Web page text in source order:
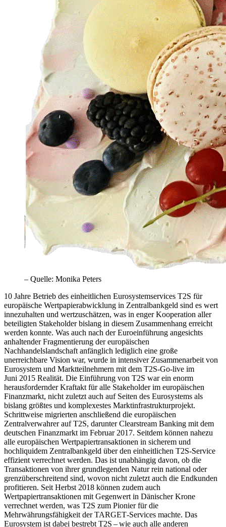
– Quelle: Monika Peters
10 Jahre Betrieb des einheitlichen Eurosystemservices T2S für
europäische Wertpapierabwicklung in Zentralbankgeld sind es wert
innezuhalten und wertzuschätzen, was in enger Kooperation aller
beteiligten Stakeholderbislang in diesem Zusammenhang erreicht
werden konnte. Was auch nach der Euroeinführung angesichts
anhaltender Fragmentierung der europäischen
Nachhandelslandschaft anfänglich lediglich eine große
unerreichbare Vision war, wurde in intensiver Zusammenarbeit von
Eurosystem und Marktteilnehmern mit dem T2S-Go-live im
Juni 2015 Realität. Die Einführung von T2S war ein enorm
herausfordernder Kraftakt für alle Stakeholder im europäischen
Finanzmarkt, nicht zuletzt auch auf Seiten des Eurosystems als
bislang größtes und komplexestes Marktinfrastrukturprojekt.
Schrittweise migrierten anschließend die europäischen
Zentralverwahrer aufT2S, darunterClearstream Banking mit dem
deutschen Finanzmarkt im Februar 2017. Seitdem können nahezu
alle europäischen Wertpapiertransaktionen in sicherem und
hochliquidem Zentralbankgeld über den einheitlichen T2S-Service
effizient verrechnet werden. Das ist unabhängig davon, ob die
Transaktionen von ihrer grundlegenden Natur rein national oder
grenzüberschreitend sind, wovon nicht zuletzt auch die Endkunden
profitieren. Seit Herbst 2018 können zudem auch
Wertpapiertransaktionen mit Gegenwert in Dänischer Krone
verrechnet werden, was T2S zum Pionier für die
Mehrwährungsfähigkeit derTARGET-Services machte. Das
Eurosystem ist dabei bestrebt T2S – wie auch alle anderen